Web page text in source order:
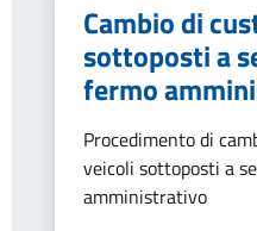
Cambio di
sottoposti a
fermo
Procedimento di
veicoli sottoposti a
amministrativo